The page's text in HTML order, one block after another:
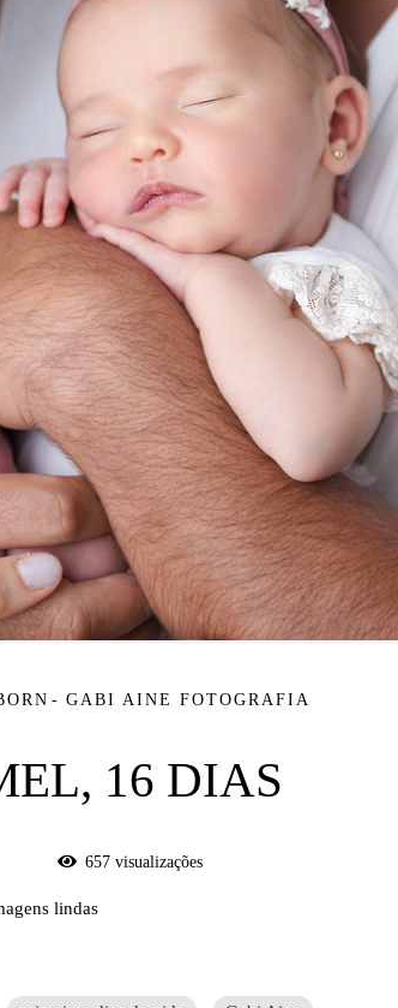
GABI AINE FOTOGRAFIA
16 DIAS
657visualizações
lindas